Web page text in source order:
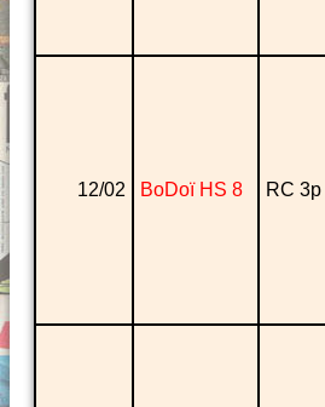
12/02 BoDoï HS 8 RC 3p